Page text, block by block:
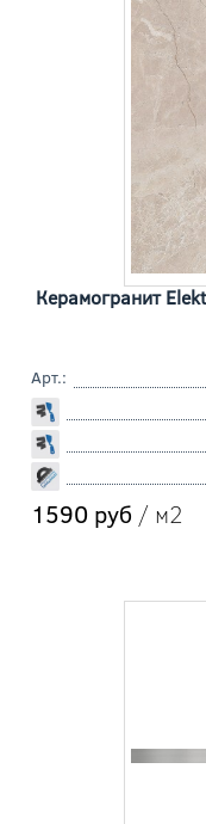
Керамогранит
Арт.:
1590 руб / м2